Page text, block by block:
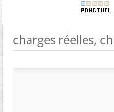
charges réelles,